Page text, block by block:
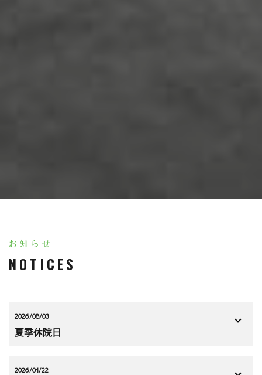
お知らせ
NOTICES
2026/08/03
夏季休院日
2026/01/22